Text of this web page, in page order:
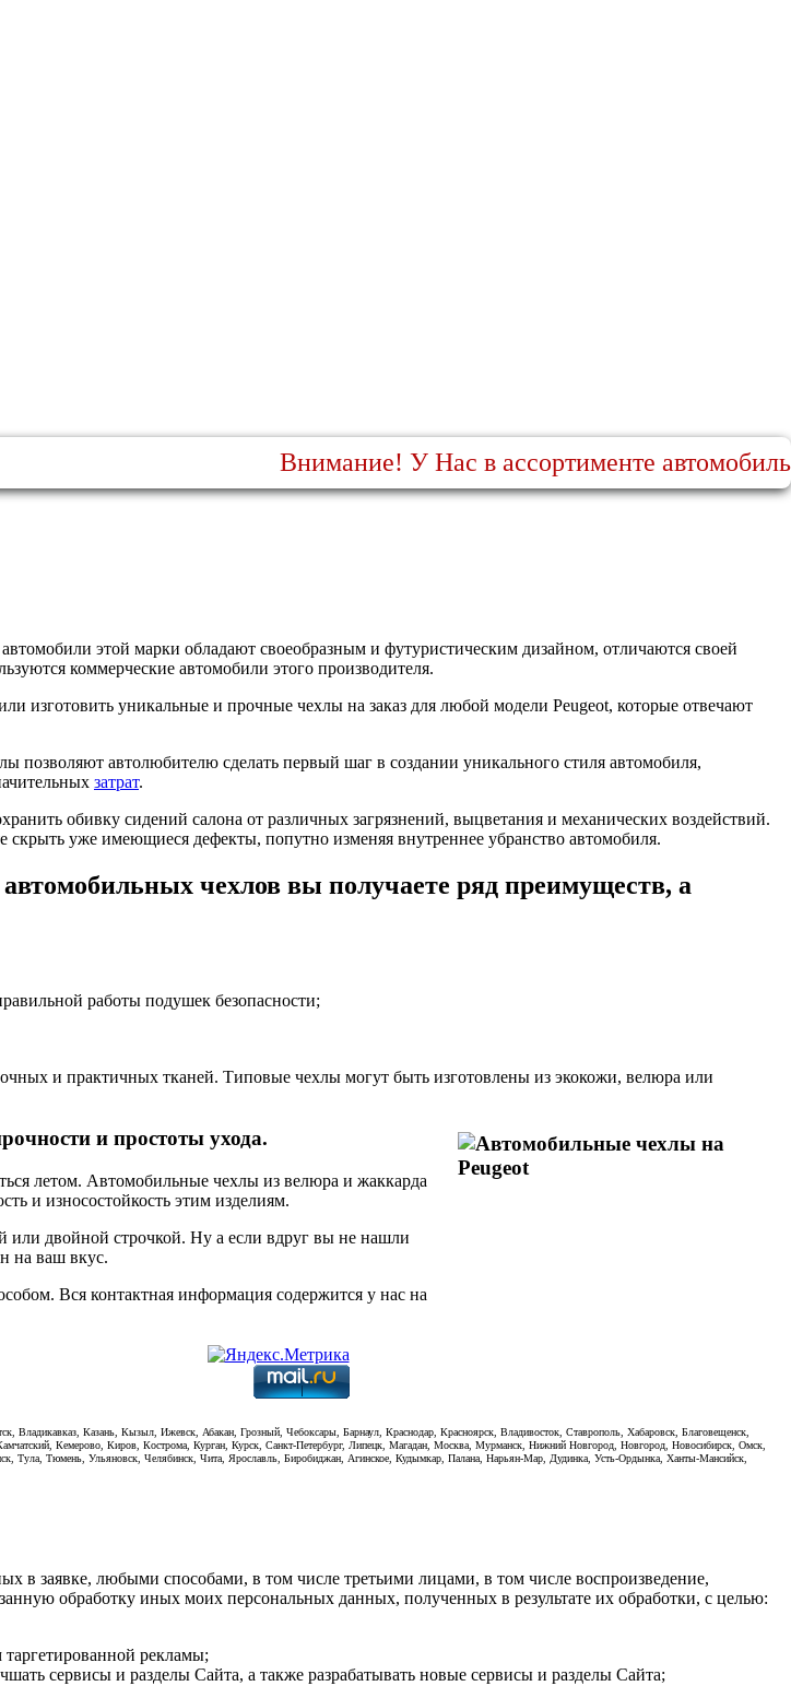
Внимание! У Нас в ассортименте
этой марки обладают своеобразным и футуристическим дизайном, отличаются своей
коммерческие автомобили этого производителя.
изготовить уникальные и прочные чехлы на заказ для любой модели Peugeot, которые отвечают
позволяют автолюбителю сделать первый шаг в создании уникального стиля автомобиля,
затрат.
обивку сидений салона от различных загрязнений, выцветания и механических воздействий.
уже имеющиеся дефекты, попутно изменяя внутреннее убранство автомобиля.
чехлов вы получаете ряд преимуществ, а
работы подушек безопасности;
и практичных тканей. Типовые чехлы могут быть изготовлены из экокожи, велюра или
и простоты ухода.
летом. Автомобильные чехлы из велюра и жаккарда
и износостойкость этим изделиям.
двойной строчкой. Ну а если вдруг вы не нашли
на ваш вкус.
Вся контактная информация содержится у нас на
Казань, Кызыл, Ижевск, Абакан, Грозный, Чебоксары, Барнаул, Краснодар, Красноярск, Владивосток, Ставрополь, Хабаровск, Благовещенск,
Кемерово, Киров, Кострома, Курган, Курск, Санкт-Петербург, Липецк, Магадан, Москва, Мурманск, Нижний Новгород, Новгород, Новосибирск, Омск,
Тула, Тюмень, Ульяновск, Челябинск, Чита, Ярославль, Биробиджан, Агинское, Кудымкар, Палана, Нарьян-Мар, Дудинка, Усть-Ордынка, Ханты-Мансийск,
в заявке, любыми способами, в том числе третьими лицами, в том числе воспроизведение,
обработку иных моих персональных данных, полученных в результате их обработки, с целью:
таргетированной рекламы;
сервисы и разделы Сайта, а также разрабатывать новые сервисы и разделы Сайта;